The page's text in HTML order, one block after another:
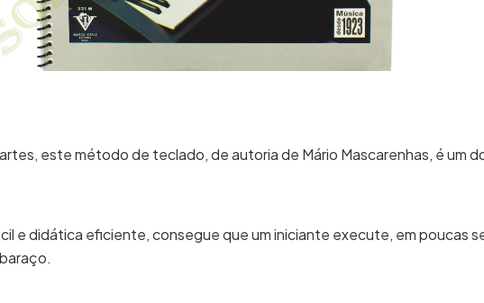
este método de teclado, de autoria de Mário Mascarenhas, é um
e didática eficiente, consegue que um iniciante execute, em poucas